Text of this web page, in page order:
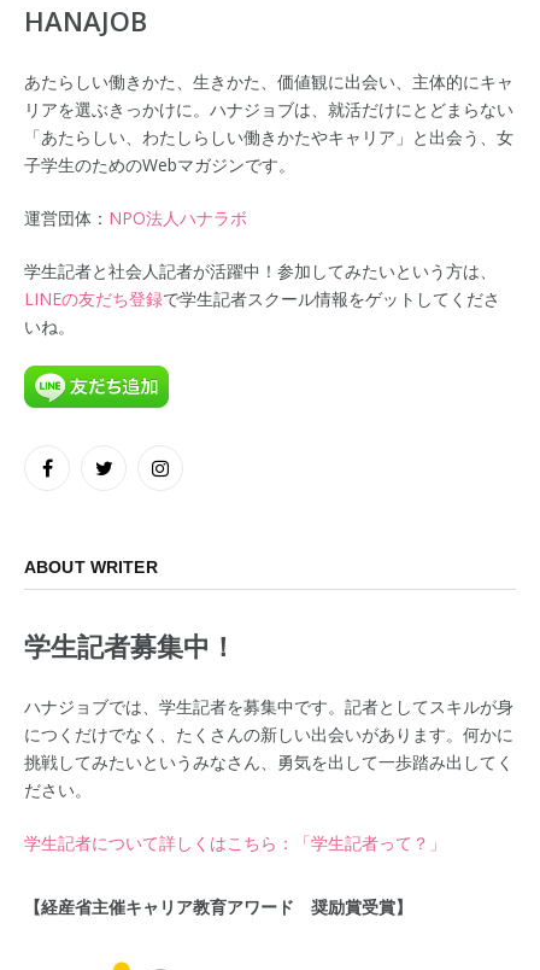
HANAJOB
あたらしい働きかた、生きかた、価値観に出会い、主体的にキャ
リアを選ぶきっかけに。ハナジョブは、就活だけにとどまらない
「あたらしい、わたしらしい働きかたやキャリア」と出会う、女
子学生のためのWebマガジンです。
運営団体： NPO法人ハナラボ
学生記者と社会人記者が活躍中！参加してみたいという方は、
LINEの友だち登録で学生記者スクール情報をゲットしてくださ
いね。
FacebookTwitter Instagram
ABOUT WRITER
学生記者募集中！
ハナジョブでは、学生記者を募集中です。記者としてスキルが身
につくだけでなく、たくさんの新しい出会いがあります。何かに
挑戦してみたいというみなさん、勇気を出して一歩踏み出してく
ださい。
学生記者について詳しくはこちら：「学生記者って？」
【経産省主催キャリア教育アワード 奨励賞受賞】